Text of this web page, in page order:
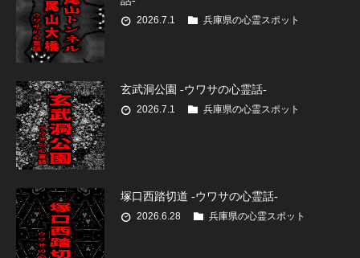
2026.7.1 兵庫県の心霊スポット
玄武洞公園 -ウワサの心霊話-
2026.7.1 兵庫県の心霊スポット
塚口西踏切道 -ウワサの心霊話-
2026.6.28 兵庫県の心霊スポット